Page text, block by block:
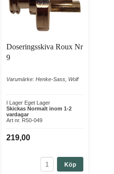
Doseringsskiva Roux Nr
9
Varumärke: Henke-Sass, Wolf
I Lager Eget Lager
Skickas Normalt inom 1-2
vardagar
Art nr. R50-049
219,00
Köp